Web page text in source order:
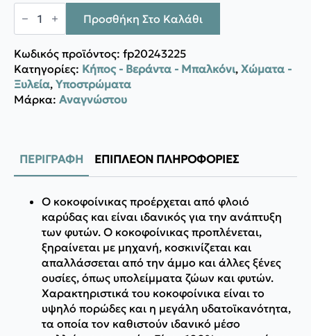
Αναγνώστου
ΚΟΚΟΦΟΙΝΙΚΑΣ
5Kg
Προσθήκη Στο Καλάθι
Κωδικός προϊόντος: fp20243225
Κατηγορίες: Κήπος - Βεράντα - Μπαλκόνι, Χώματα -
Ξυλεία, Υποστρώματα
Μάρκα: Αναγνώστου
ΠΕΡΙΓΡΑΦΉ ΕΠΙΠΛΈΟΝ ΠΛΗΡΟΦΟΡΊΕΣ
Ο κοκοφοίνικας προέρχεται από φλοιό
καρύδας και είναι ιδανικός για την ανάπτυξη
των φυτών. Ο κοκοφοίνικας προπλένεται,
ξηραίνεται με μηχανή, κοσκινίζεται και
απαλλάσσεται από την άμμο και άλλες ξένες
ουσίες, όπως υπολείμματα ζώων και φυτών.
Χαρακτηριστικά του κοκοφοίνικα είναι το
υψηλό πορώδες και η μεγάλη υδατοϊκανότητα,
τα οποία τον καθιστούν ιδανικό μέσο